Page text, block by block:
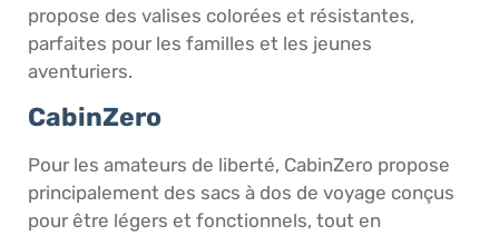
propose des valises colorées et résistantes,
parfaites pour les familles et les jeunes
aventuriers.
CabinZero
Pour les amateurs de liberté, CabinZero propose
principalement des sacs à dos de voyage conçus
pour être légers et fonctionnels, tout en